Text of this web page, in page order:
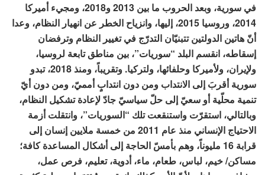
في سورية، وبعد الحروب ما بين 2013 و2018، ومجيء أميركا
2014، وروسيا 2015، إليها، وانزياح الخطر عن انهيار النظام، وعدا
أنّ هاتين الدولتين تتبنيّان التدرّج في تغيير النظام وترفضان
إسقاطه، انقسم البلد “سوريات”، بين مناطق تابعة لروسيا،
ولإيران، ولأميركا وحلفائها، ولتركيا. وتقريباً، ومنذ 2018، تبدو
سورية أقربَ إلى الانتداب ومن دون انتدابٍ أمميّ، ومن دون أيّ
تنمية محلّية أو سعيّ إلى حلّ سياسيّ جادّ لإعادة تشكيل النظام،
وبالتالي، استقرّت واستنقعت تلك “السوريات”، وانتقلت أزمة
الاحتياج الإنساني منذ عام 2011 من خمسة ملايين إنسان إلى
قرابة 16 مليوناً، وهم بأمسّ الحاجة إلى أشكال المساعدة كافة؛
مساكن/ خيم، لباس، طعام، ماء، أدوية، تعليم، فرص عمل،